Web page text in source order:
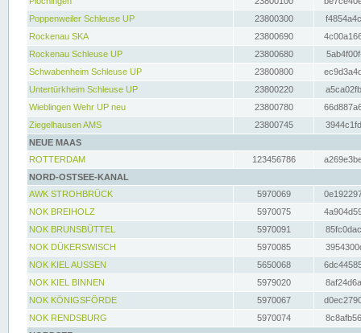
Poppenweiler Schleuse UP
23800300
Rockenau SKA
23800690
Rockenau Schleuse UP
23800680
Schwabenheim Schleuse UP
23800800
Untertürkheim Schleuse UP
23800220
Wieblingen Wehr UP neu
23800780
Ziegelhausen AMS
23800745
NEUE MAAS
ROTTERDAM
123456786
NORD-OSTSEE-KANAL
AWK STROHBRÜCK
5970069
NOK BREIHOLZ
5970075
NOK BRUNSBÜTTEL
5970091
NOK DÜKERSWISCH
5970085
NOK KIEL AUSSEN
5650068
NOK KIEL BINNEN
5979020
NOK KÖNIGSFÖRDE
5970067
NOK RENDSBURG
5970074